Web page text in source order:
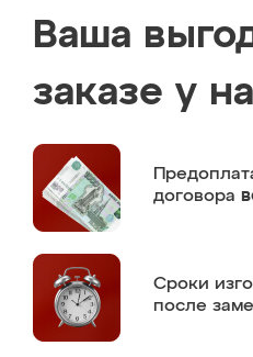
Ваша
заказе у
договора
Сроки
после